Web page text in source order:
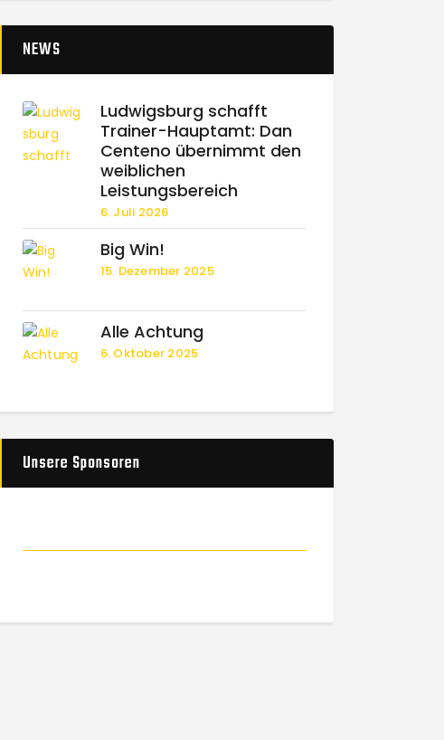
NEWS
Ludwigsburg schafft
Trainer-Hauptamt: Dan
Centeno übernimmt den
weiblichen
Leistungsbereich
6. Juli 2026
Big Win!
15. Dezember 2025
Alle Achtung
6. Oktober 2025
Unsere Sponsoren